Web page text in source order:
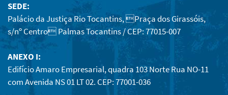
SEDE:
Palácio da Justiça Rio Tocantins, Praça dos Girassóis,
s/nº Centro Palmas Tocantins / CEP: 77015-007
ANEXO I:
Edifício Amaro Empresarial, quadra 103 Norte Rua NO-11
com Avenida NS 01 LT 02. CEP: 77001-036